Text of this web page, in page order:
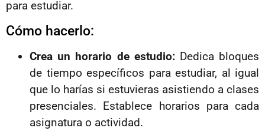
para estudiar.
Cómo hacerlo:
Crea un horario de estudio:Dedica bloques
de tiempo específicos para estudiar, al igual
que lo harías si estuvieras asistiendo a clases
presenciales. Establece horarios para cada
asignatura o actividad.